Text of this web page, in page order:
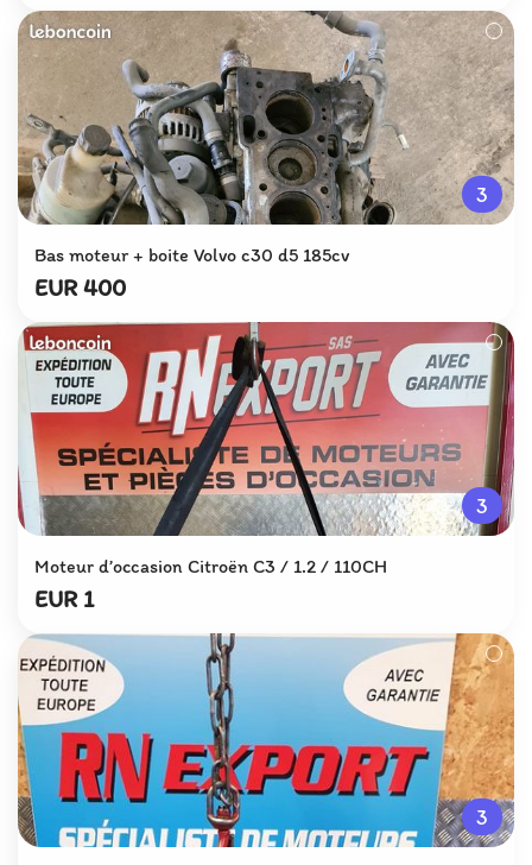
3
Bas moteur + boite Volvo c30 d5 185cv
EUR 400
3
Moteur d’occasion Citroën C3 / 1.2 / 110CH
EUR 1
3